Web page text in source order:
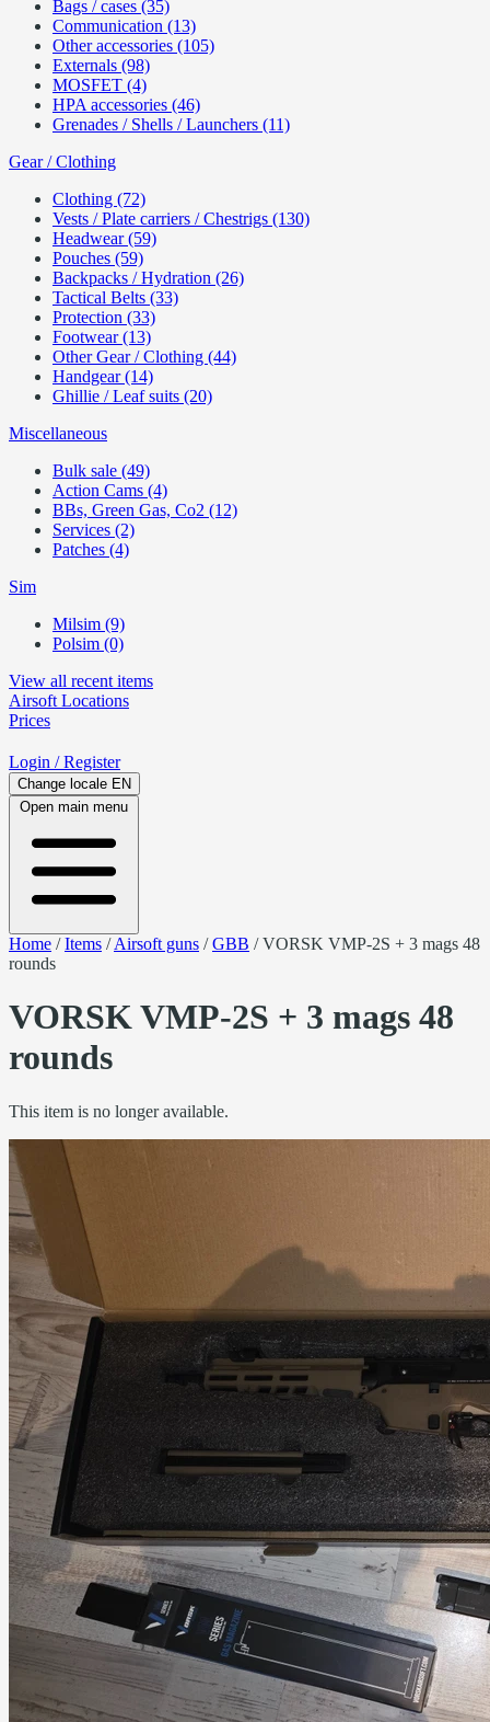
Bags / cases (35)
Communication (13)
Other accessories (105)
Externals (98)
MOSFET (4)
HPA accessories (46)
Grenades / Shells / Launchers (11)
Gear / Clothing
Clothing (72)
Vests / Plate carriers / Chestrigs (130)
Headwear (59)
Pouches (59)
Backpacks / Hydration (26)
Tactical Belts (33)
Protection (33)
Footwear (13)
Other Gear / Clothing (44)
Handgear (14)
Ghillie / Leaf suits (20)
Miscellaneous
Bulk sale (49)
Action Cams (4)
BBs, Green Gas, Co2 (12)
Services (2)
Patches (4)
Sim
Milsim (9)
Polsim (0)
View all recent items
Airsoft Locations
Prices
Login / Register
Change locale EN
Open main menu
Home /Items /Airsoft guns /GBB /VORSK VMP-2S + 3 mags 48
rounds
VORSK VMP-2S + 3 mags 48
rounds
This item is no longer available.